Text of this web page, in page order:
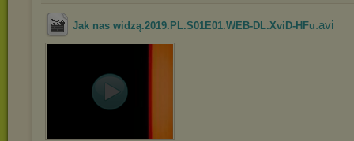
Jak nas widzą.2019.PL.S01E01.WEB-DL.XviD-HFu.avi